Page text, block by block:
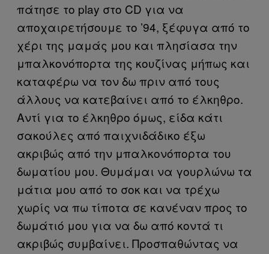
πάτησε το play στο CD για να
αποχαιρετήσουμε το ’94, ξέφυγα από το
χέρι της μαμάς μου και πλησίασα την
μπαλκονόπορτα της κουζίνας μήπως και
καταφέρω να τον δω πριν από τους
άλλους να κατεβαίνει από το έλκηθρο.
Αντί για το έλκηθρο όμως, είδα κάτι
σακούλες από παιχνιδάδικο έξω
ακριβώς από την μπαλκονόπορτα του
δωματίου μου. Θυμάμαι να γουρλώνω τα
μάτια μου από το σοκ και να τρέχω
χωρίς να πω τίποτα σε κανέναν προς το
δωμάτιό μου για να δω από κοντά τι
ακριβώς συμβαίνει. Προσπαθώντας να